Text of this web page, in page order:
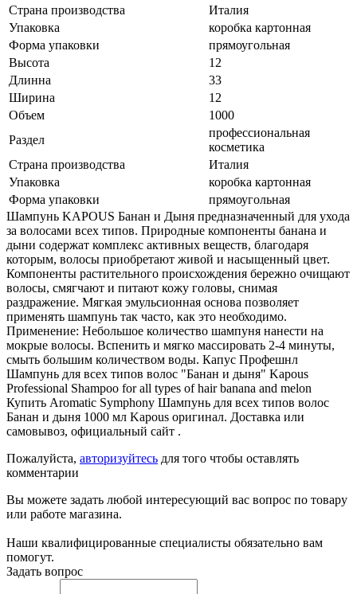
Страна производства
Италия
Упаковка
коробка картонная
Форма упаковки
прямоугольная
Высота
12
Длинна
33
Ширина
12
Объем
1000
Раздел
профессиональная
косметика
Страна производства
Италия
Упаковка
коробка картонная
Форма упаковки
прямоугольная
Шампунь KAPOUS Банан и Дыня предназначенный для ухода
за волосами всех типов. Природные компоненты банана и
дыни содержат комплекс активных веществ, благодаря
которым, волосы приобретают живой и насыщенный цвет.
Компоненты растительного происхождения бережно очищают
волосы, смягчают и питают кожу головы, снимая
раздражение. Мягкая эмульсионная основа позволяет
применять шампунь так часто, как это необходимо.
Применение: Небольшое количество шампуня нанести на
мокрые волосы. Вспенить и мягко массировать 2-4 минуты,
смыть большим количеством воды. Капус Профешнл
Шампунь для всех типов волос "Банан и дыня" Kapous
Professional Shampoo for all types of hair banana and melon
Купить Aromatic Symphony Шампунь для всех типов волос
Банан и дыня 1000 мл Kapous оригинал. Доставка или
самовывоз, официальный сайт .
Пожалуйста, авторизуйтесь для того чтобы оставлять
комментарии
Вы можете задать любой интересующий вас вопрос по товару
или работе магазина.
Наши квалифицированные специалисты обязательно вам
помогут.
Задать вопрос